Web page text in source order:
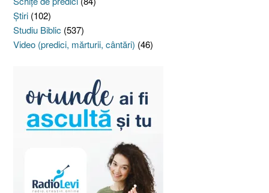
Ştiri (102)
Studiu Biblic (537)
Video (predici, mărturii, cântări) (46)